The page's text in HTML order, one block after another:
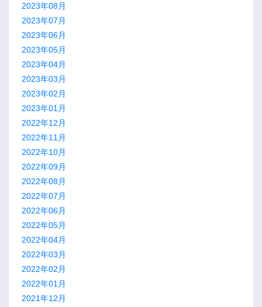
2023年08月
2023年07月
2023年06月
2023年05月
2023年04月
2023年03月
2023年02月
2023年01月
2022年12月
2022年11月
2022年10月
2022年09月
2022年08月
2022年07月
2022年06月
2022年05月
2022年04月
2022年03月
2022年02月
2022年01月
2021年12月